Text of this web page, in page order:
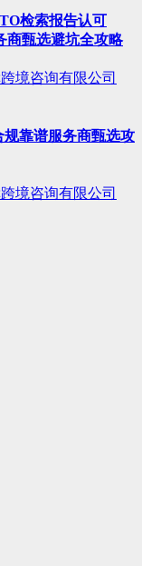
检索报告认可
商甄选避坑全攻略
境咨询有限公司
规靠谱服务商甄选攻
境咨询有限公司